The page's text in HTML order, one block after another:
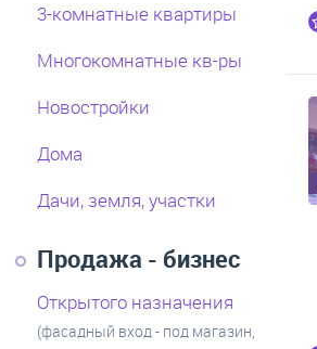
3-комнатные квартиры
Многокомнатные кв-ры
Новостройки
Дома
Дачи, земля, участки
Продажа - бизнес
Открытого назначения
(фасадный вход - под магазин,